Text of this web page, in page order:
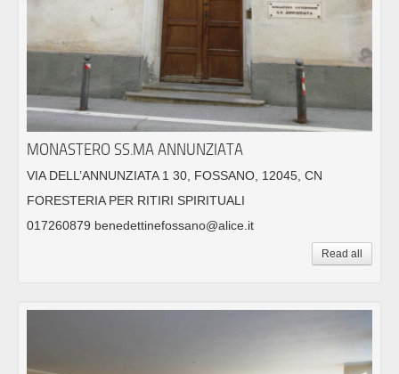
MONASTERO SS.MA ANNUNZIATA
VIA DELL’ANNUNZIATA 1 30, FOSSANO, 12045, CN
FORESTERIA PER RITIRI SPIRITUALI
017260879 benedettinefossano@alice.it
Read all